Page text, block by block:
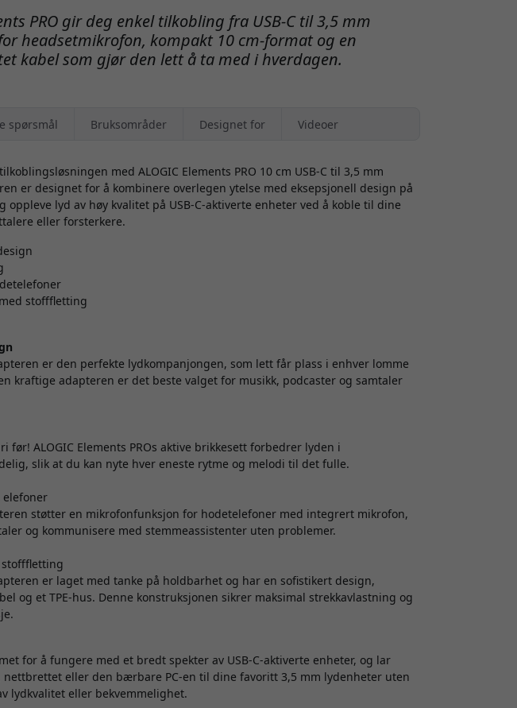
PRO gir deg enkel tilkobling fra USB-C til 3,5 mm
headsetmikrofon, kompakt 10 cm-format og en
kabel som gjør den lett å ta med i hverdagen.
spørsmål Bruksområder Designet for Videoer
med ALOGIC Elements PRO 10 cm USB-C til 3,5 mm
er designet for å kombinere overlegen ytelse med eksepsjonell design på
oppleve lyd av høy kvalitet på USB-C-aktiverte enheter ved å koble til dine
eller forsterkere.
stofffletting
er den perfekte lydkompanjongen, som lett får plass i enhver lomme
kraftige adapteren er det beste valget for musikk, podcaster og samtaler
før! ALOGIC Elements PROs aktive brikkesett forbedrer lyden i
slik at du kan nyte hver eneste rytme og melodi til det fulle.
elefoner
støtter en mikrofonfunksjon for hodetelefoner med integrert mikrofon,
og kommunisere med stemmeassistenter uten problemer.
er laget med tanke på holdbarhet og har en sofistikert design,
og et TPE-hus. Denne konstruksjonen sikrer maksimal strekkavlastning og
for å fungere med et bredt spekter av USB-C-aktiverte enheter, og lar
eller den bærbare PC-en til dine favoritt 3,5 mm lydenheter uten
lydkvalitet eller bekvemmelighet.